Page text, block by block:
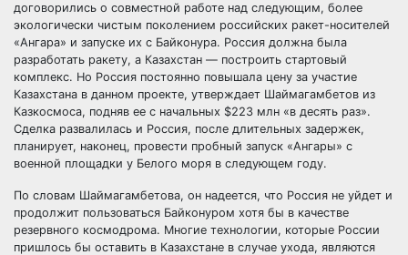
договорились о совместной работе над следующим, более
экологически чистым поколением российских ракет-носителей
«Ангара» и запуске их с Байконура. Россия должна была
разработать ракету, а Казахстан — построить стартовый
комплекс. Но Россия постоянно повышала цену за участие
Казахстана в данном проекте, утверждает Шаймагамбетов из
Казкосмоса, подняв ее с начальных $223 млн «в десять раз».
Сделка развалилась и Россия, после длительных задержек,
планирует, наконец, провести пробный запуск «Ангары» с
военной площадки у Белого моря в следующем году.
По словам Шаймагамбетова, он надеется, что Россия не уйдет и
продолжит пользоваться Байконуром хотя бы в качестве
резервного космодрома. Многие технологии, которые России
пришлось бы оставить в Казахстане в случае ухода, являются